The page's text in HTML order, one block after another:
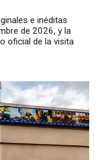
e inéditas
de 2026, y la
oficial de la visita